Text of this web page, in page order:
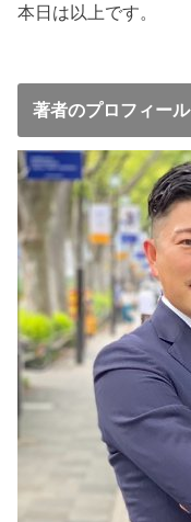
本日は以上です。
著者のプロフィール